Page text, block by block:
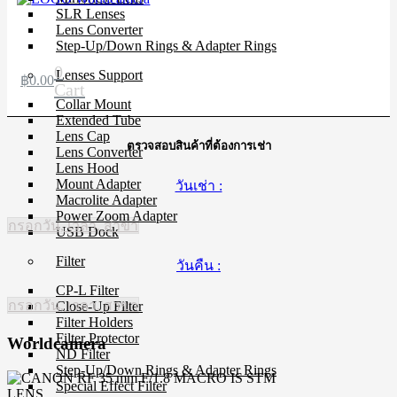
SLR Lenses
Lens Converter
Step-Up/Down Rings & Adapter Rings
Lenses Support
Collar Mount
Extended Tube
Lens Cap
Lens Converter
Lens Hood
Mount Adapter
Macrolite Adapter
Power Zoom Adapter
USB Dock
Filter
CP-L Filter
Close-Up Filter
Filter Holders
Filter Protector
ND Filter
Step-Up/Down Rings & Adapter Rings
Special Effect Filter
฿0.000
Cart
ตรวจสอบสินค้าที่ต้องการเช่า
วันเช่า :
กรอกวัน, เวลา, สาขา
วันคืน :
กรอกวัน, เวลา, สาขา
Worldcamera
LENS